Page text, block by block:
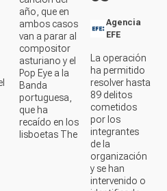
ambos casos
van a parar al
compositor
asturiano y el
Pop Eye a la
Banda
portuguesa,
que ha
recaído en los
lisboetas The
EFE
ha permitido
resolver hasta
89 delitos
cometidos
por los
integrantes
de la
organización
y se han
intervenido o
identificado